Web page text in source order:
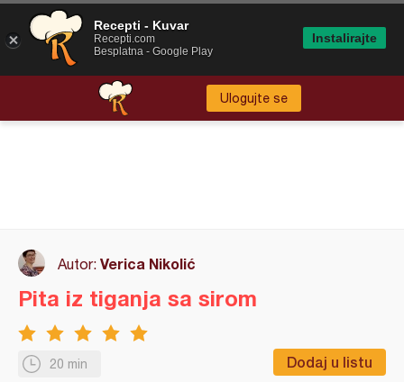
Ulogujte se
Autor: Verica Nikolić
20 min Dodaj u listu
Pita iz tiganja sa sirom
Recepti - Kuvar
Recepti.com
Besplatna - Google Play
Instalirajte